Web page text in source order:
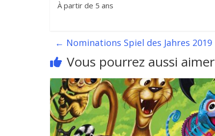
À partir de 5 ans
← Nominations Spiel des Jahres 2019
Vous pourrez aussi aimer